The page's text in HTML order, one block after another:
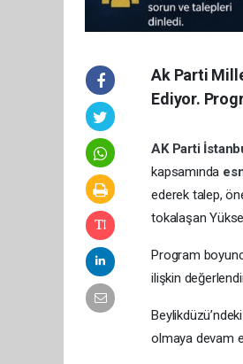
Ak Parti
Ediyor.
AK Parti
kapsamında
ederek talep,
tokalaşan
Program
ilişkin
olmaya devam